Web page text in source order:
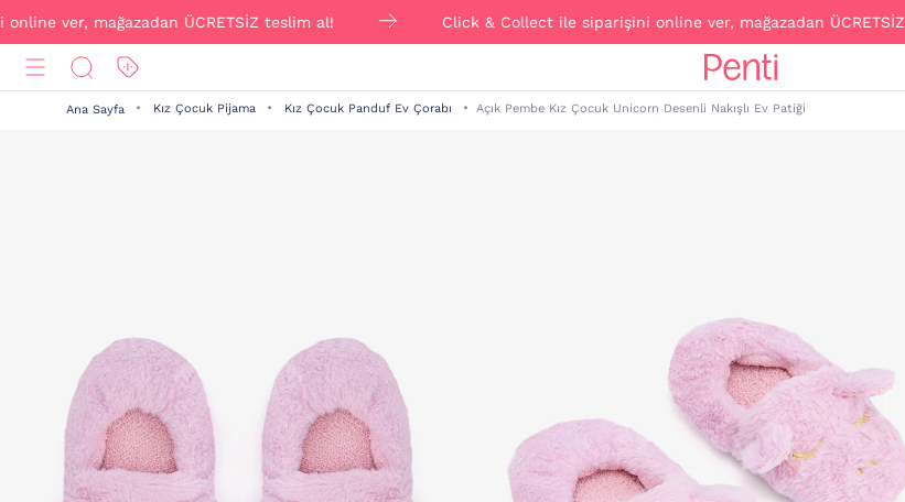
mağazadan ÜCRETSİZ teslim al! Click & Collect ile siparişini online ver, mağazadan ÜCRETSİZ teslim al!
Ana Sayfa Kız Çocuk Pijama Kız Çocuk Panduf Ev Çorabı Açık Pembe Kız Çocuk Unicorn Desenli Nakışlı Ev Patiği